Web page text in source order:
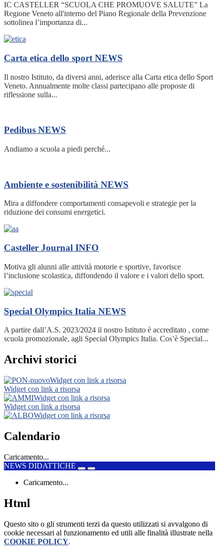
IC CASTELLER “SCUOLA CHE PROMUOVE SALUTE” La
Regione Veneto all'interno del Piano Regionale della Prevenzione
sottolinea l’importanza di...
Carta etica dello sport NEWS
Il nostro Istituto, da diversi anni, aderisce alla Carta etica dello Sport
Veneto. Annualmente molte classi partecipano alle proposte di
riflessione sulla...
Pedibus NEWS
Andiamo a scuola a piedi perché...
Ambiente e sostenibilità NEWS
Mira a diffondere comportamenti consapevoli e strategie per la
riduzione dei consumi energetici.
Casteller Journal INFO
Motiva gli alunni alle attività motorie e sportive, favorisce
l’inclusione scolastica, diffondendo il valore e i valori dello sport.
Special Olympics Italia NEWS
A partire dall’A.S. 2023/2024 il nostro Istituto è accreditato , come
scuola promozionale, agli Special Olympics Italia. Cos’è Special...
Archivi storici
Widget con link a risorsa
Widget con link a risorsa
Widget con link a risorsa
Widget con link a risorsa
Widget con link a risorsa
Calendario
Caricamento...
NEWS DIDATTICHE
Caricamento...
Html
Questo sito o gli strumenti terzi da questo utilizzati si avvalgono di
cookie necessari al funzionamento ed utili alle finalità illustrate nella
COOKIE POLICY.